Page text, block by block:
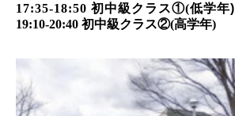
17:35-18:50 初中級クラス①(低学年)
19:10-20:40 初中級クラス②(高学年)